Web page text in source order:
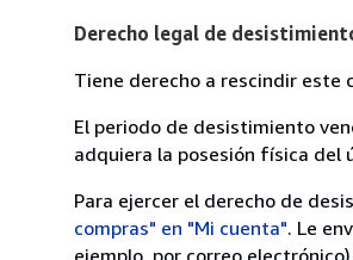
Derecho legal de
Tiene derecho a rescindir este
El periodo de desistimiento
adquiera la posesión física del
Para ejercer el derecho de
compras" en "Mi cuenta". Le
ejemplo, por correo electrónico).